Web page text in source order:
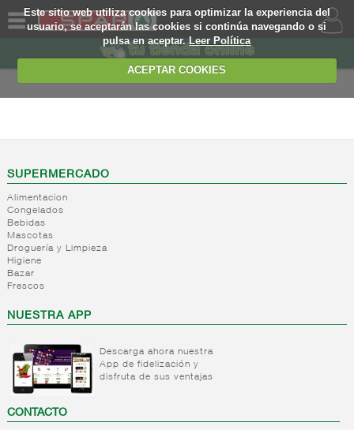
Este sitio web utiliza cookies para optimizar la experiencia del
usuario, se aceptarán las cookies si continúa navegando o si
pulsa en aceptar.Leer Política
ACEPTAR COOKIES
SOMOS
WEB
EJEMPLO
Nivel_3
Mayonesas
y salsas
ligeras
+
Mayonesas
Salsas
ligeras
Alioli
Ketchup
Ketchup
Salsas +
Mostaza
Salsas
frias
Salsas
calientes
Salsas
para
pasta
Otras
salsas
Vinagres y
aderezantes
Vinagres
concetrado
Vinagretas
Aceites -
de oliva
Aceite
orujo
girasol
SUPERMERCADO
Alimentacion
Congelados
Bebidas
Mascotas
Droguería y Limpieza
Higiene
Bazar
Frescos
NUESTRA APP
Descarga ahora nuestra
App de fidelización y
disfruta de sus ventajas
CONTACTO